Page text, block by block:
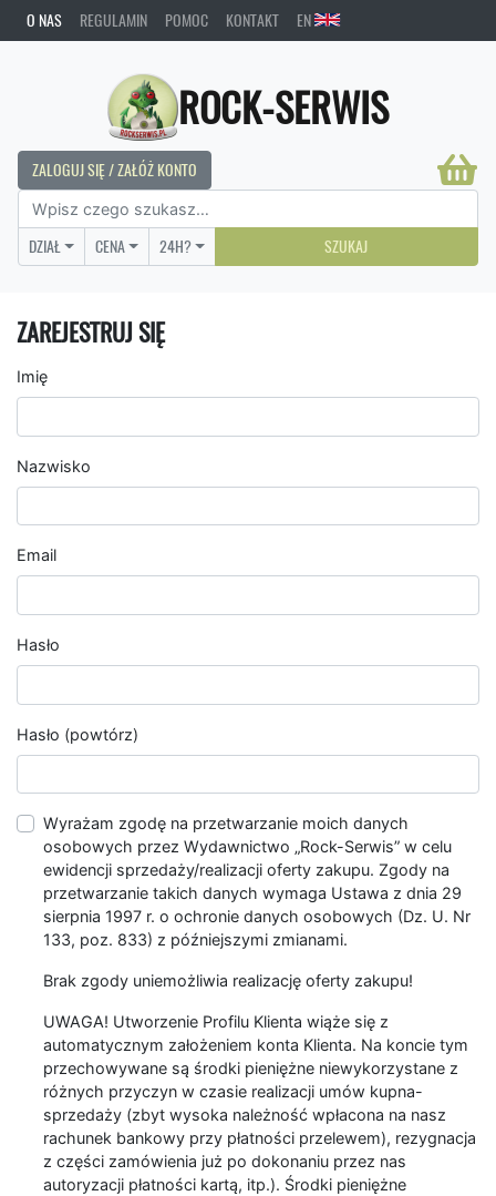
O NAS REGULAMIN POMOC KONTAKT EN
ROCK-SERWIS
ZALOGUJ SIĘ / ZAŁÓŻ KONTO
DZIAŁ CENA 24H? SZUKAJ
ZAREJESTRUJ SIĘ
Imię
Nazwisko
Email
Hasło
Hasło (powtórz)
Wyrażam zgodę na przetwarzanie moich danych
osobowych przez Wydawnictwo „Rock-Serwis” w celu
ewidencji sprzedaży/realizacji oferty zakupu. Zgody na
przetwarzanie takich danych wymaga Ustawa z dnia 29
sierpnia 1997 r. o ochronie danych osobowych (Dz. U. Nr
133, poz. 833) z późniejszymi zmianami.
Brak zgody uniemożliwia realizację oferty zakupu!
UWAGA! Utworzenie Profilu Klienta wiąże się z
automatycznym założeniem konta Klienta. Na koncie tym
przechowywane są środki pieniężne niewykorzystane z
różnych przyczyn w czasie realizacji umów kupna-
sprzedaży (zbyt wysoka należność wpłacona na nasz
rachunek bankowy przy płatności przelewem), rezygnacja
z części zamówienia już po dokonaniu przez nas
autoryzacji płatności kartą, itp.). Środki pieniężne